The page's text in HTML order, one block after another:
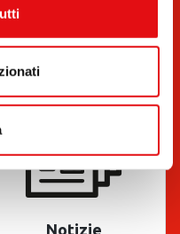
Bollettini
Notizie